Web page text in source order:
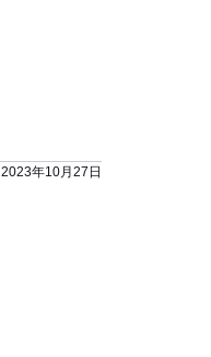
2023年10月27日